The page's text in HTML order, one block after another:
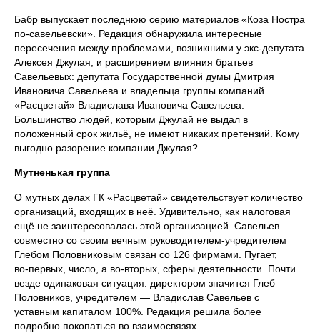
Бабр выпускает последнюю серию материалов «Коза Ностра
по‑савельевски». Редакция обнаружила интересные
пересечения между проблемами, возникшими у экс‑депутата
Алексея Джулая, и расширением влияния братьев
Савельевых: депутата Государственной думы Дмитрия
Ивановича Савельева и владельца группы компаний
«Расцветай» Владислава Ивановича Савельева.
Большинство людей, которым Джулай не выдал в
положенный срок жильё, не имеют никаких претензий. Кому
выгодно разорение компании Джулая?
Мутненькая группа
О мутных делах ГК «Расцветай» свидетельствует количество
организаций, входящих в неё. Удивительно, как налоговая
ещё не заинтересовалась этой организацией. Савельев
совместно со своим вечным руководителем‑учредителем
Глебом Половниковым связан со 126 фирмами. Пугает,
во‑первых, число, а во‑вторых, сферы деятельности. Почти
везде одинаковая ситуация: директором значится Глеб
Половников, учредителем — Владислав Савельев с
уставным капиталом 100%. Редакция решила более
подробно покопаться во взаимосвязях.